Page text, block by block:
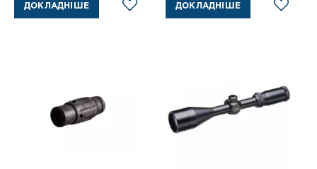
ДОКЛАДНІШЕ ДОКЛАДНІШЕ